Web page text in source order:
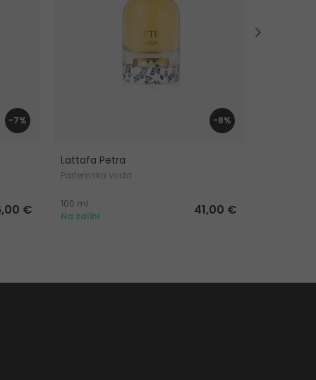
-7%
€
-8%
Lattafa Petra
Parfemska voda
100 ml
Na zalihi
41,00 €